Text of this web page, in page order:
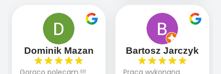
panowie wiedzą co
robią. Wszystko poszło
sprawnie i szybko.
Doradztwo w
pielęgnacji trawnika
teraz i na późniejszym
oczekiwaniami. Prace
przebiegały sprawnie
dzięki temu,że firma
działa kompleksowo :
ogrodnictwo,nawodnienie,
brukarstwo.Efekt
Dominik Mazan
Gorąco polecam.!!!
Bartosz Jarczyk
Praca wykonana